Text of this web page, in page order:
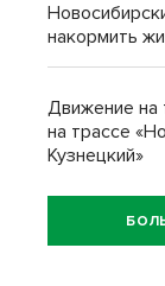
накормить
Движение на
на трассе
Кузнецкий»